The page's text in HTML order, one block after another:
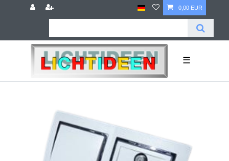
0,00 EUR
☰